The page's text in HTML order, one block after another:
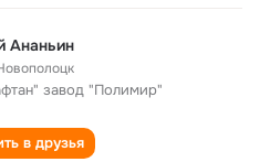
Ананьин
завод "Полимир"
в друзья